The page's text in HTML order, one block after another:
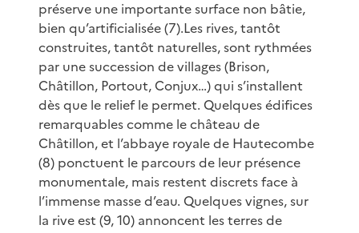
préserve une importante surface non bâtie,
bien qu’artificialisée (7).Les rives, tantôt
construites, tantôt naturelles, sont rythmées
par une succession de villages (Brison,
Châtillon, Portout, Conjux…) qui s’installent
dès que le relief le permet. Quelques édifices
remarquables comme le château de
Châtillon, et l’abbaye royale de Hautecombe
(8) ponctuent le parcours de leur présence
monumentale, mais restent discrets face à
l’immense masse d’eau. Quelques vignes, sur
la rive est (9, 10) annoncent les terres de